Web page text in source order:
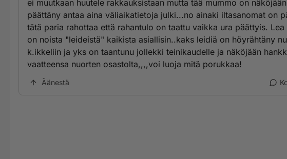
ei muutkaan huutele rakkauksistaan mutta tää mummo on näköjään
päättäny antaa aina väliaikatietoja julki...no ainaki iltasanomat on
tätä paria rahottaa että rahantulo on taattu vaikka ura päättyis. Lea
on noista "leideistä" kaikista asiallisin..kaks leidiä on höyrähtäny
k.ikkeliin ja yks on taantunu jollekki teinikaudelle ja näköjään
vaatteensa nuorten osastolta,,,,voi luoja mitä porukkaa!
Äänestä